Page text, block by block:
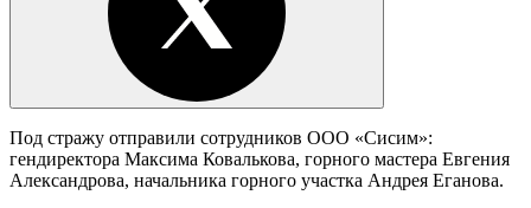
Под стражу отправили сотрудников ООО «Сисим»:
гендиректора Максима Ковалькова, горного мастера Евгения
Александрова, начальника горного участка Андрея Еганова.